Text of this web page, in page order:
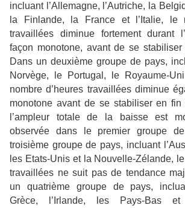
incluant l’Allemagne, l’Autriche, la
la Finlande, la France et l’Italie, le
travaillées diminue fortement durant
façon monotone, avant de se
Dans un deuxième groupe de pays,
Norvège, le Portugal, le Royaume-
nombre d’heures travaillées diminue
monotone avant de se stabiliser en
l’ampleur totale de la baisse est
observée dans le premier groupe
troisième groupe de pays, incluant
les Etats-Unis et la Nouvelle-Zélande,
travaillées ne suit pas de tendance
un quatrième groupe de pays,
Grèce, l’Irlande, les Pays-Bas